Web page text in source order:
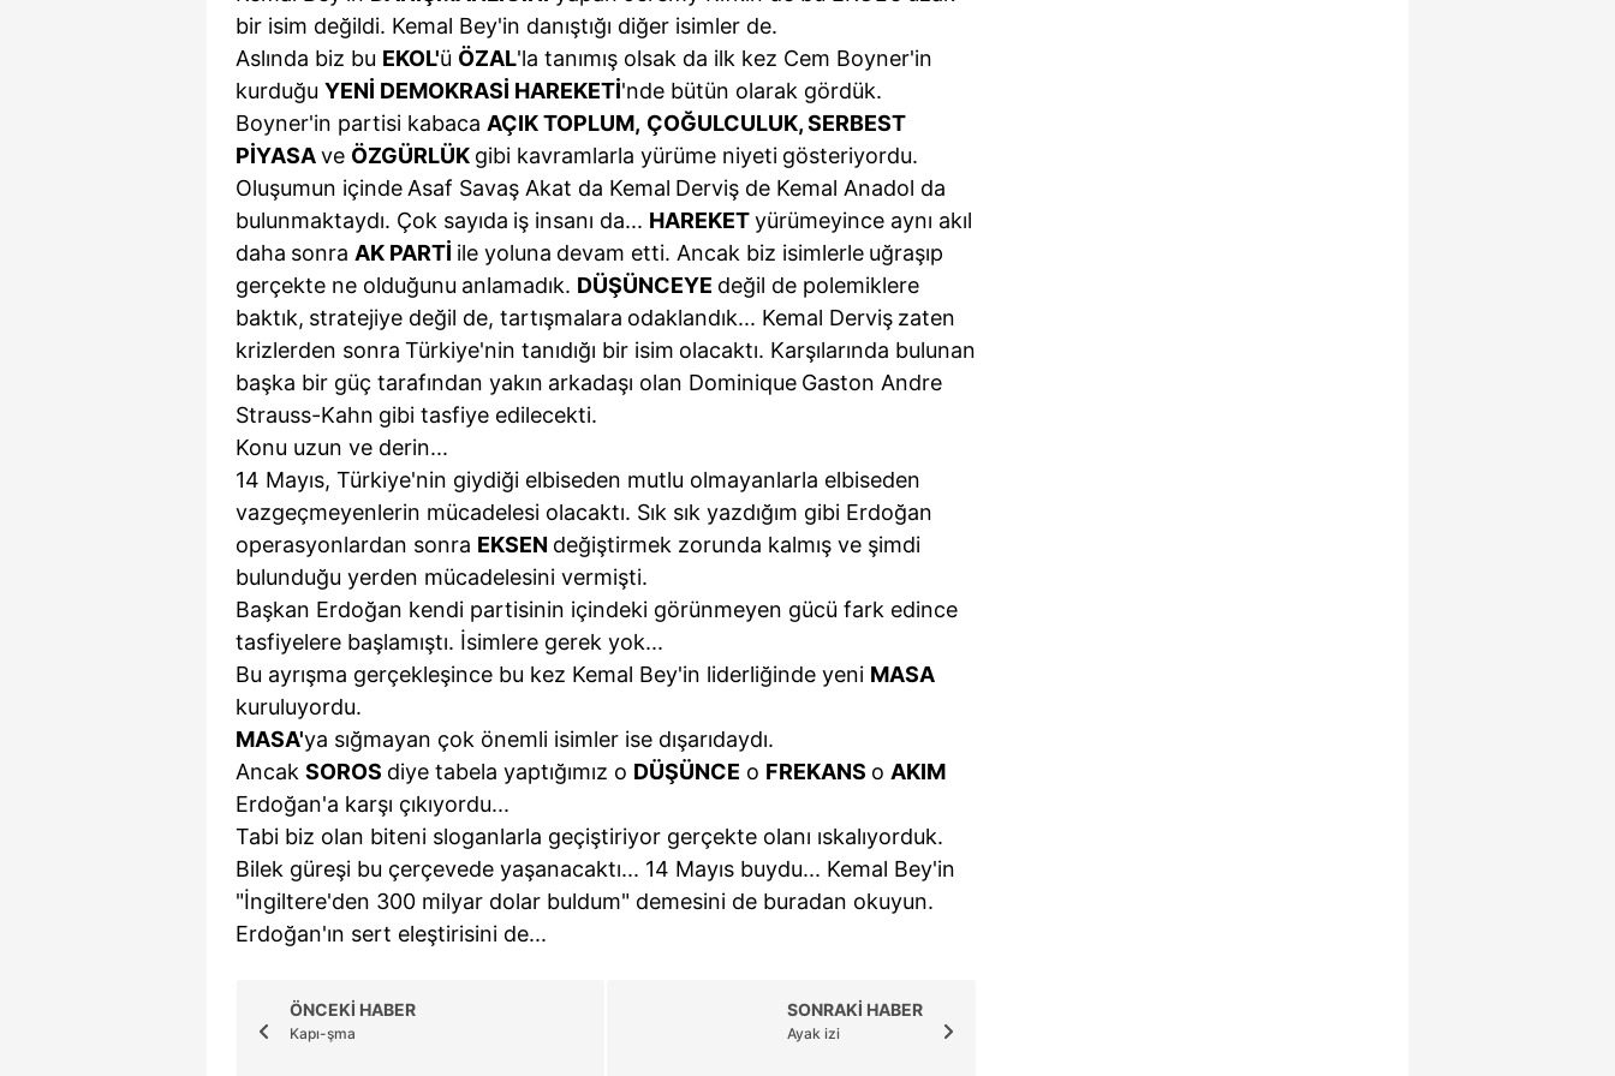
mevzuata uygun olarak kullanılan çerezlerle ilgili bilgi almak için lütfen
bir isim değildi. Kemal Bey'in danıştığı diğer isimler de.
Aslında biz bu EKOL'ü ÖZAL'la tanımış olsak da ilk kez Cem Boyner'in
kurduğu YENİ DEMOKRASİ HAREKETİ'nde bütün olarak gördük.
Boyner'in partisi kabaca AÇIK TOPLUM, ÇOĞULCULUK, SERBEST
PİYASAve ÖZGÜRLÜK gibi kavramlarla yürüme niyeti gösteriyordu.
Oluşumun içinde Asaf Savaş Akat da Kemal Derviş de Kemal Anadol da
bulunmaktaydı. Çok sayıda iş insanı da... HAREKETyürümeyince aynı akıl
daha sonra AK PARTİ ile yoluna devam etti. Ancak biz isimlerle uğraşıp
gerçekte ne olduğunu anlamadık. DÜŞÜNCEYE değil de polemiklere
baktık, stratejiye değil de, tartışmalara odaklandık... Kemal Derviş zaten
krizlerden sonra Türkiye'nin tanıdığı bir isim olacaktı. Karşılarında bulunan
başka bir güç tarafından yakın arkadaşı olan Dominique Gaston Andre
Strauss-Kahn gibi tasfiye edilecekti.
Konu uzun ve derin...
14 Mayıs, Türkiye'nin giydiği elbiseden mutlu olmayanlarla elbiseden
vazgeçmeyenlerin mücadelesi olacaktı. Sık sık yazdığım gibi Erdoğan
operasyonlardan sonra EKSEN değiştirmek zorunda kalmış ve şimdi
bulunduğu yerden mücadelesini vermişti.
Başkan Erdoğan kendi partisinin içindeki görünmeyen gücü fark edince
tasfiyelere başlamıştı. İsimlere gerek yok...
Bu ayrışma gerçekleşince bu kez Kemal Bey'in liderliğinde yeni MASA
kuruluyordu.
MASA'ya sığmayan çok önemli isimler ise dışarıdaydı.
Ancak SOROS diye tabela yaptığımız o DÜŞÜNCE o FREKANS o AKIM
Erdoğan'a karşı çıkıyordu...
Tabi biz olan biteni sloganlarla geçiştiriyor gerçekte olanı ıskalıyorduk.
Bilek güreşi bu çerçevede yaşanacaktı... 14 Mayıs buydu... Kemal Bey'in
"İngiltere'den 300 milyar dolar buldum" demesini de buradan okuyun.
Erdoğan'ın sert eleştirisini de...
ÖNCEKİ HABER
Kapı-şma
SONRAKİ HABER
Ayak izi